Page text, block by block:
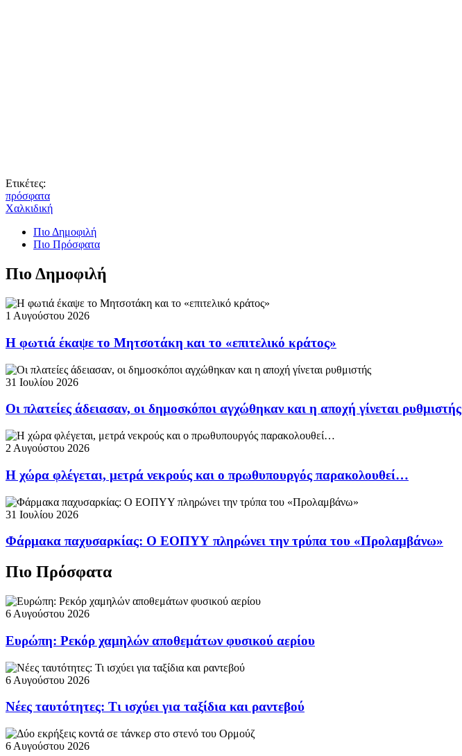
Ετικέτες:
πρόσφατα
Χαλκιδική
Πιο Δημοφιλή
Πιο Πρόσφατα
Πιο Δημοφιλή
1 Αυγούστου 2026
Η φωτιά έκαψε το Μητσοτάκη και το «επιτελικό κράτος»
31 Ιουλίου 2026
Οι πλατείες άδειασαν, οι δημοσκόποι αγχώθηκαν και η αποχή γίνεται ρυθμιστής
2 Αυγούστου 2026
Η χώρα φλέγεται, μετρά νεκρούς και ο πρωθυπουργός παρακολουθεί…
31 Ιουλίου 2026
Φάρμακα παχυσαρκίας: Ο ΕΟΠΥΥ πληρώνει την τρύπα του «Προλαμβάνω»
Πιο Πρόσφατα
6 Αυγούστου 2026
Ευρώπη: Ρεκόρ χαμηλών αποθεμάτων φυσικού αερίου
6 Αυγούστου 2026
Νέες ταυτότητες: Τι ισχύει για ταξίδια και ραντεβού
6 Αυγούστου 2026